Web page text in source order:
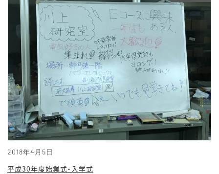
2018年4月5日
平成30年度始業式・入学式